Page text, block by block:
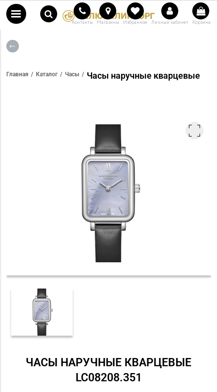
Контакты Магазины Избранное Личный кабинет Корзина
Главная Каталог Часы Часы наручные кварцевые
ЧАСЫ НАРУЧНЫЕ КВАРЦЕВЫЕ
LC08208.351